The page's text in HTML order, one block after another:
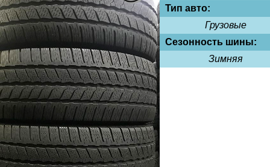
Тип авто:
Грузовые
Сезонность шины:
Зимняя